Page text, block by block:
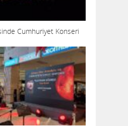
Cumhuriyet Konseri